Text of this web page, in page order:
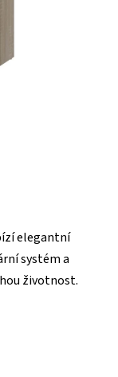
elegantní
systém a
životnost.